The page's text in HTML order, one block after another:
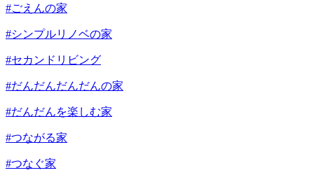
#ごえんの家
#シンプルリノベの家
#セカンドリビング
#だんだんだんだんの家
#だんだんを楽しむ家
#つながる家
#つなぐ家